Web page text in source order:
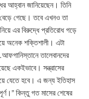
আহ্বান জানিয়েছেন। তিনি
বেড়ে গেছে। তবে এখনও তা
এর বিরুদ্ধে প্রতিরোধ গড়ে
অনেক শক্তিশালী। এটা
তালেবানদের
একইভাবে। সন্ত্রাসের
যেতে হবে। এ জন্য ইতিহাস
কিন্তু গত মাসের শেষের